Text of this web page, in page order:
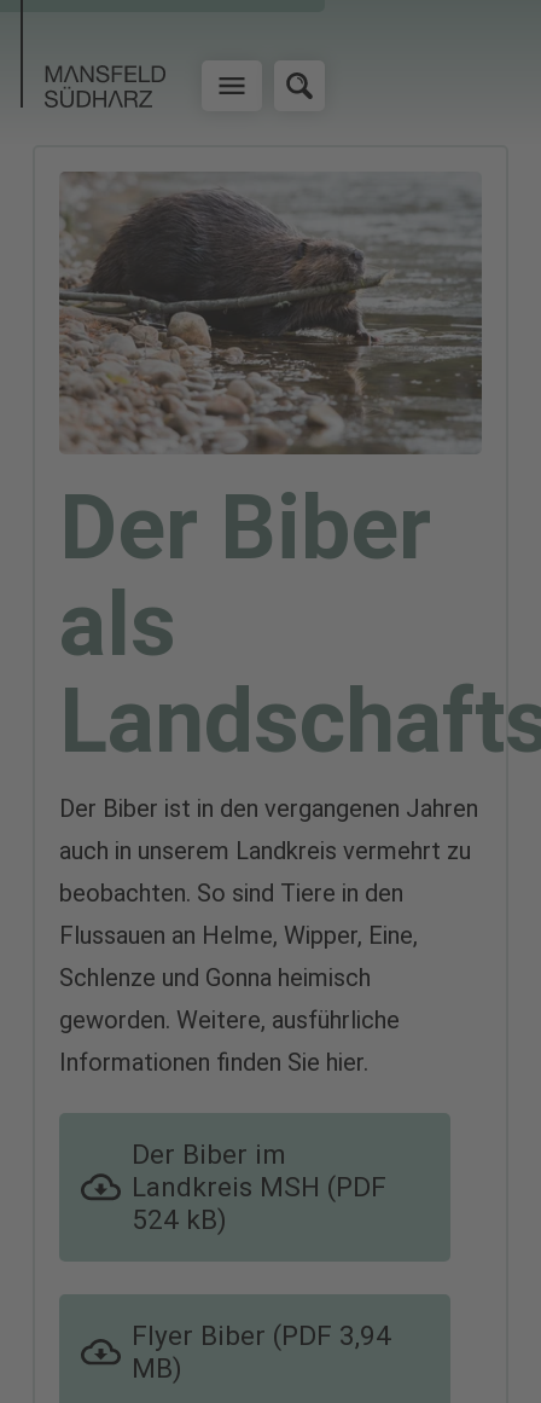
Der Biber
als
Der Biber ist in den vergangenen Jahren
auch in unserem Landkreis vermehrt zu
beobachten. So sind Tiere in den
Flussauen an Helme, Wipper, Eine,
Schlenze und Gonna heimisch
geworden. Weitere, ausführliche
Informationen finden Sie hier.
Der Biber im
Landkreis MSH (PDF
524 kB)
Flyer Biber (PDF 3,94
MB)